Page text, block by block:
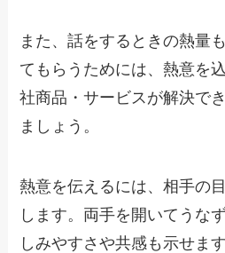
また、話をするときの熱量
てもらうためには、熱意を
社商品・サービスが解決で
ましょう。
熱意を伝えるには、相手の
します。両手を開いてうな
しみやすさや共感も示せます